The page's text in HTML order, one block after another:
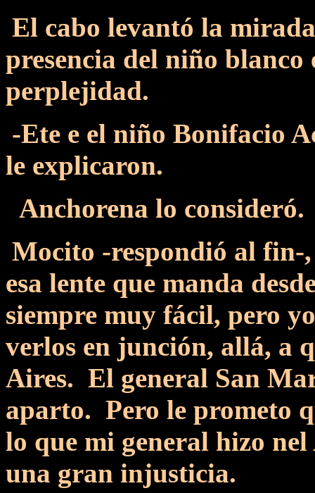
El cabo levantó la
presencia del niño
perplejidad.
-Ete e el niño Bonifacio
le explicaron.
Anchorena lo consideró.
Mocito -respondió al fin-,
esa lente que manda
siempre muy fácil, pero
verlos en junción, allá, a
Aires. El general San
aparto. Pero le prometo
lo que mi general hizo
una gran injusticia.